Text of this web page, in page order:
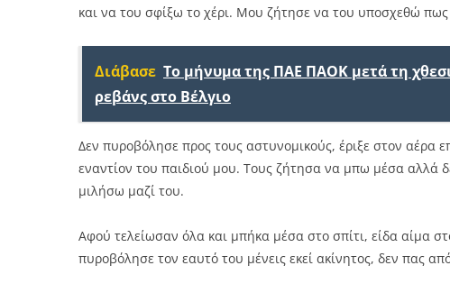
και να του σφίξω το χέρι. Μου ζήτησε να του υποσχεθώ
Διάβασε Το μήνυμα της ΠΑΕ ΠΑΟΚ μετά τη
ρεβάνς στο Βέλγιο
Δεν πυροβόλησε προς τους αστυνομικούς, έριξε στον αέρα
εναντίον του παιδιού μου. Τους ζήτησα να μπω μέσα
μιλήσω μαζί του.
Αφού τελείωσαν όλα και μπήκα μέσα στο σπίτι, είδα αίμα
πυροβόλησε τον εαυτό του μένεις εκεί ακίνητος, δεν πας